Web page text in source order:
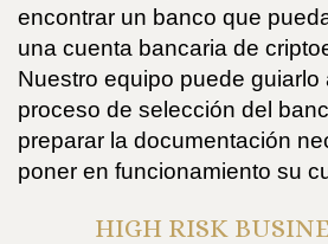
encontrar un banco que
una cuenta bancaria de
Nuestro equipo puede guiarlo
proceso de selección del
preparar la documentación
poner en funcionamiento su
HIGH RISK